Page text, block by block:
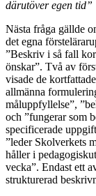
därutöver egen tid”
Nästa fråga gällde
det egna
”Beskriv i så fall
önskar”. Två av
visade de
allmänna
måluppfyllelse”,
och ”fungerar som
specificerade
”leder Skolverkets
håller i
vecka”. Endast ett
strukturerad